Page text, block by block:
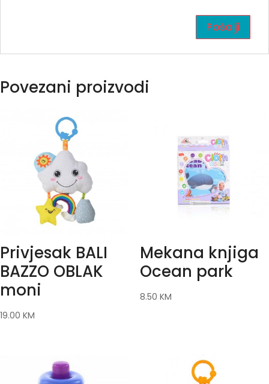
Povezani proizvodi
Privjesak BALI
BAZZO OBLAK
moni
19.00 KM
Mekana knjiga
Ocean park
8.50 KM